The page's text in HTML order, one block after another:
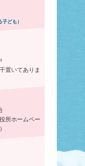
子ども）
置いてありま
所ホームペー